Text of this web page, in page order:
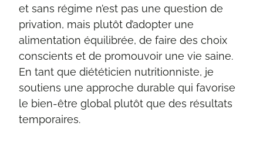
et sans régime n’est pas une question de
privation, mais plutôt d’adopter une
alimentation équilibrée, de faire des choix
conscients et de promouvoir une vie saine.
En tant que diététicien nutritionniste, je
soutiens une approche durable qui favorise
le bien-être global plutôt que des résultats
temporaires.